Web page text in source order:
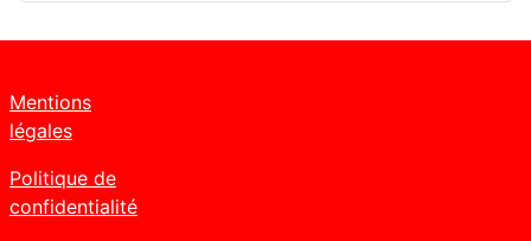
Mentions
légales
Politique de
confidentialité